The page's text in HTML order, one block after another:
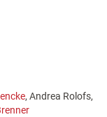
, Andrea Rolofs,